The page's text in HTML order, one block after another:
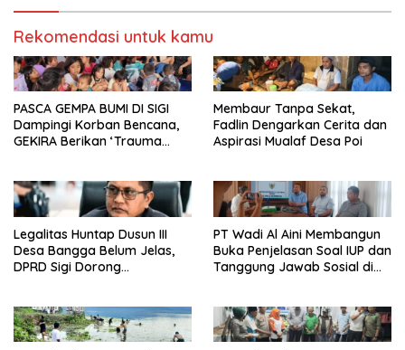
Rekomendasi untuk kamu
PASCA GEMPA BUMI DI SIGI
Dampingi Korban Bencana,
GEKIRA Berikan ‘Trauma
Membaur Tanpa Sekat,
Fadlin Dengarkan Cerita dan
Aspirasi Mualaf Desa Poi
Legalitas Huntap Dusun III
Desa Bangga Belum Jelas,
DPRD Sigi Dorong
PT Wadi Al Aini Membangun
Buka Penjelasan Soal IUP dan
Tanggung Jawab Sosial di